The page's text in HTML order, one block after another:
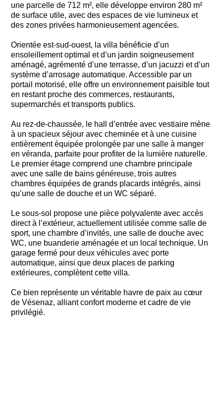
une parcelle de 712 m², elle développe environ 280 m²
de surface utile, avec des espaces de vie lumineux et
des zones privées harmonieusement agencées.
Orientée est-sud-ouest, la villa bénéficie d’un
ensoleillement optimal et d’un jardin soigneusement
aménagé, agrémenté d’une terrasse, d’un jacuzzi et d’un
système d’arrosage automatique. Accessible par un
portail motorisé, elle offre un environnement paisible tout
en restant proche des commerces, restaurants,
supermarchés et transports publics.
Au rez-de-chaussée, le hall d’entrée avec vestiaire mène
à un spacieux séjour avec cheminée et à une cuisine
entièrement équipée prolongée par une salle à manger
en véranda, parfaite pour profiter de la lumière naturelle.
Le premier étage comprend une chambre principale
avec une salle de bains généreuse, trois autres
chambres équipées de grands placards intégrés, ainsi
qu’une salle de douche et un WC séparé.
Le sous-sol propose une pièce polyvalente avec accès
direct à l’extérieur, actuellement utilisée comme salle de
sport, une chambre d’invités, une salle de douche avec
WC, une buanderie aménagée et un local technique. Un
garage fermé pour deux véhicules avec porte
automatique, ainsi que deux places de parking
extérieures, complètent cette villa.
Ce bien représente un véritable havre de paix au cœur
de Vésenaz, alliant confort moderne et cadre de vie
privilégié.